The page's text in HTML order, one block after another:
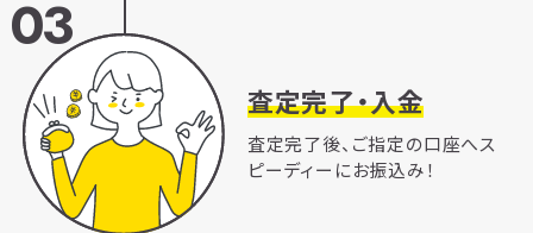
03
査定完了・入金
査定完了後、ご指定の口座へス
ピーディーにお振込み！